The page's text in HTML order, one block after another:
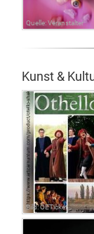
Quelle: Veranstalter
Kunst &
Bild: OETicket